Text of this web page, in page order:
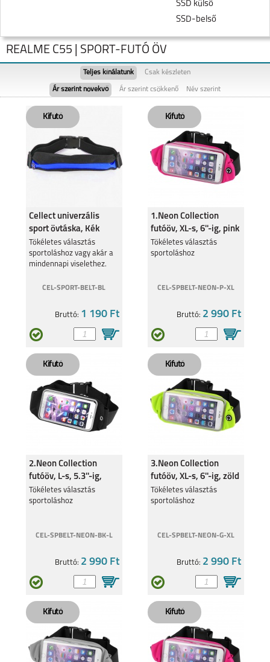
SSD külső
SSD-belső
NOTE 60 REALME NOTE 50
REALME 11 5G REALME 9 PRO 5G
REALME C55 REALME 9 5G
REALMEGT
8 5G
REALME C55 | SPORT-FUTÓ ÖV
Teljes kínálatunk Csak készleten
Ár szerint növekvő Ár szerint csökkenő Név szerint
Cellect univerzális
sport övtáska, Kék
Tökéletes választás
sportoláshoz vagy akár a
mindennapi viselethez.
CEL-SPORT-BELT-BL
Bruttó: 1 190 Ft
1.Neon Collection
futóöv, XL-s, 6''-ig, pink
Tökéletes választás
sportoláshoz
CEL-SPBELT-NEON-P-XL
Bruttó: 2 990 Ft
2.Neon Collection
futóöv, L-s, 5.3''-ig,
fekete
Tökéletes választás
sportoláshoz
CEL-SPBELT-NEON-BK-L
Bruttó: 2 990 Ft
3.Neon Collection
futóöv, XL-s, 6''-ig, zöld
Tökéletes választás
sportoláshoz
CEL-SPBELT-NEON-G-XL
Bruttó: 2 990 Ft